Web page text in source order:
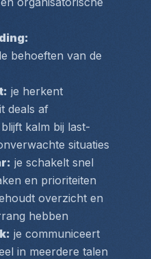
behoeften van de
je herkent
deals af
kalm bij last-
situaties
je schakelt snel
en prioriteiten
overzicht en
hebben
je communiceert
in meerdere talen